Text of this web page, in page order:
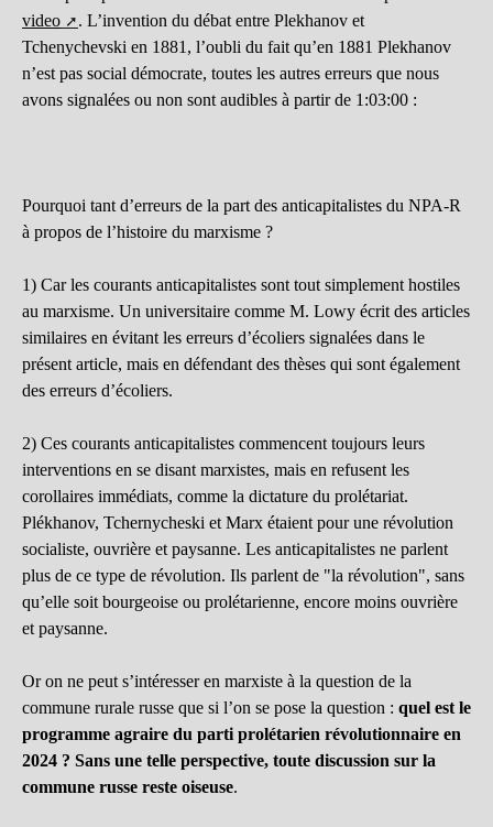
video
. L’invention du débat entre Plekhanov et
Tchenychevski en 1881, l’oubli du fait qu’en 1881 Plekhanov
n’est pas social démocrate, toutes les autres erreurs que nous
avons signalées ou non sont audibles à partir de 1:03:00 :
Pourquoi tant d’erreurs de la part des anticapitalistes du NPA-R
à propos de l’histoire du marxisme ?
1) Car les courants anticapitalistes sont tout simplement hostiles
au marxisme. Un universitaire comme M. Lowy écrit des articles
similaires en évitant les erreurs d’écoliers signalées dans le
présent article, mais en défendant des thèses qui sont également
des erreurs d’écoliers.
2) Ces courants anticapitalistes commencent toujours leurs
interventions en se disant marxistes, mais en refusent les
corollaires immédiats, comme la dictature du prolétariat.
Plékhanov, Tchernycheski et Marx étaient pour une révolution
socialiste, ouvrière et paysanne. Les anticapitalistes ne parlent
plus de ce type de révolution. Ils parlent de "la révolution", sans
qu’elle soit bourgeoise ou prolétarienne, encore moins ouvrière
et paysanne.
Or on ne peut s’intéresser en marxiste à la question de la
commune rurale russe que si l’on se pose la question : quel est le
programme agraire du parti prolétarien révolutionnaire en
2024 ? Sans une telle perspective, toute discussion sur la
commune russe reste oiseuse.